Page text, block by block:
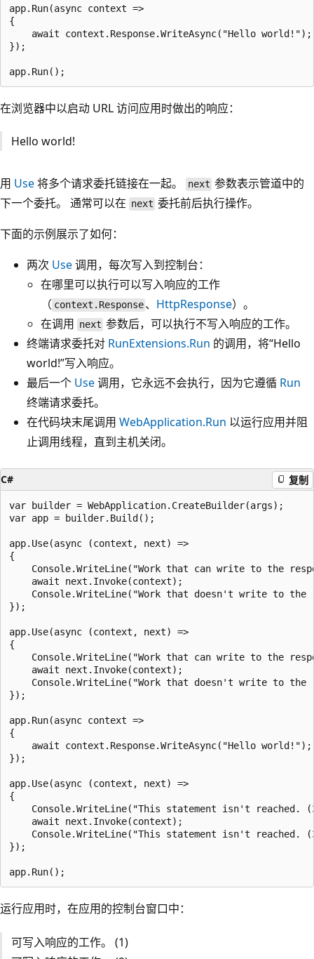
app.Run(async context =>
{
    await context.Response.WriteAsync("Hello world!");
});
在浏览器中以启动 URL 访问应用时做出的响应：
Hello world!
用 Use将多个请求委托链接在一起。 next 参数表示管道中的
下一个委托。 通常可以在 next 委托前后执行操作。
下面的示例展示了如何：
两次 Use调用，每次写入到控制台：
在哪里可以执行可以写入响应的工作
（ context.Response 、 HttpResponse）。
在调用 next 参数后，可以执行不写入响应的工作。
终端请求委托对 RunExtensions.Run 的调用，将“Hello
world!”写入响应。
最后一个 Use调用，它永远不会执行，因为它遵循 Run
终端请求委托。
在代码块末尾调用 WebApplication.Run 以运行应用并阻
止调用线程，直到主机关闭。
C# 复制
var builder = WebApplication.CreateBuilder(args);
var app = builder.Build();
app.Use(async (context, next) =>
{
Console.WriteLine("Work that can write to the
    await next.Invoke(context);
Console.WriteLine("Work that doesn't write to the
});
app.Use(async (context, next) =>
{
Console.WriteLine("Work that can write to the
    await next.Invoke(context);
Console.WriteLine("Work that doesn't write to the
});
app.Run(async context =>
{
    await context.Response.WriteAsync("Hello world!");
});
app.Use(async (context, next) =>
{
Console.WriteLine("This statement isn't reached.
    await next.Invoke(context);
Console.WriteLine("This statement isn't reached.
});
运行应用时，在应用的控制台窗口中：
可写入响应的工作。 (1)